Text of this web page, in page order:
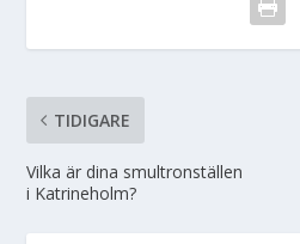
TIDIGARE
Vilka är dina smultronställen
i Katrineholm?